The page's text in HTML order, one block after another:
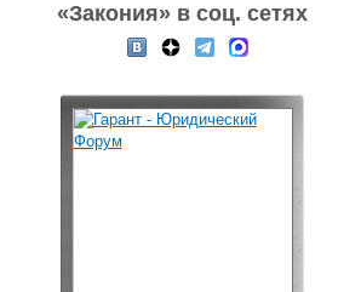
«Закония» в соц. сетях